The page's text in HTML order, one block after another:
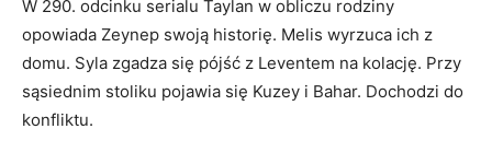
W 290. odcinku serialu Taylan w obliczu rodziny
opowiada Zeynep swoją historię. Melis wyrzuca ich z
domu. Syla zgadza się pójść z Leventem na kolację. Przy
sąsiednim stoliku pojawia się Kuzey i Bahar. Dochodzi do
konfliktu.